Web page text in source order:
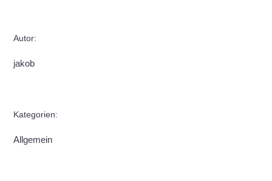
Autor:
jakob
Kategorien:
Allgemein